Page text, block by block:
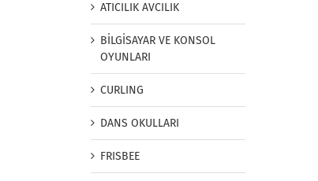
ATICILIK AVCILIK
BİLGİSAYAR VE KONSOL
OYUNLARI
CURLING
DANS OKULLARI
FRISBEE